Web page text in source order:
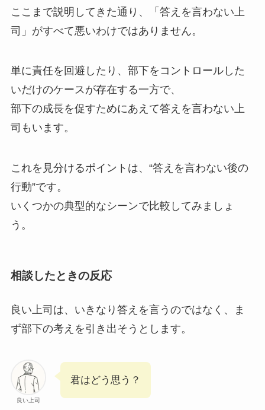
ここまで説明してきた通り、「答えを言わない上
司」がすべて悪いわけではありません。
単に責任を回避したり、部下をコントロールした
いだけのケースが存在する一方で、
部下の成長を促すためにあえて答えを言わない上
司もいます。
これを見分けるポイントは、“答えを言わない後の
行動”です。
いくつかの典型的なシーンで比較してみましょ
う。
相談したときの反応
良い上司は、いきなり答えを言うのではなく、ま
ず部下の考えを引き出そうとします。
良い上司
君はどう思う？